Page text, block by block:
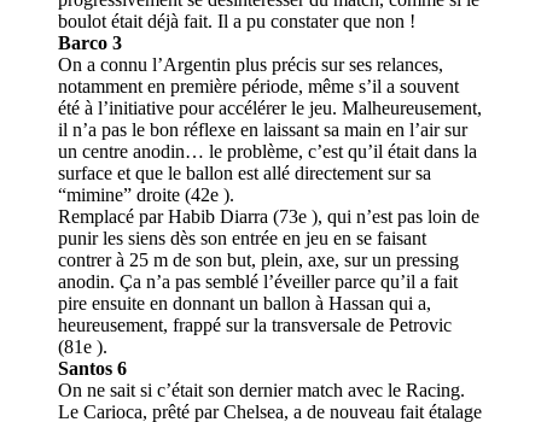
boulot était déjà fait. Il a pu constater que non !
Barco 3
On a connu l’Argentin plus précis sur ses relances,
notamment en première période, même s’il a souvent
été à l’initiative pour accélérer le jeu. Malheureusement,
il n’a pas le bon réflexe en laissant sa main en l’air sur
un centre anodin… le problème, c’est qu’il était dans la
surface et que le ballon est allé directement sur sa
“mimine” droite (42e ).
Remplacé par Habib Diarra (73e ), qui n’est pas loin de
punir les siens dès son entrée en jeu en se faisant
contrer à 25 m de son but, plein, axe, sur un pressing
anodin. Ça n’a pas semblé l’éveiller parce qu’il a fait
pire ensuite en donnant un ballon à Hassan qui a,
heureusement, frappé sur la transversale de Petrovic
(81e ).
Santos 6
On ne sait si c’était son dernier match avec le Racing.
Le Carioca, prêté par Chelsea, a de nouveau fait étalage